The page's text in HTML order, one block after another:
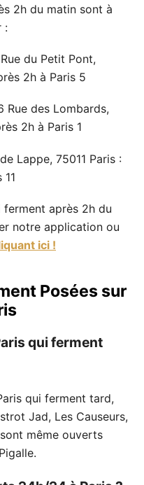
2h du matin sont à
:
du Petit Pont,
2h à Paris 5
Rue des Lombards,
2h à Paris 1
Lappe, 75011 Paris :
après 2h du
notre application ou
ici !
Posées sur
qui ferment
qui ferment tard,
Jad, Les Causeurs,
même ouverts